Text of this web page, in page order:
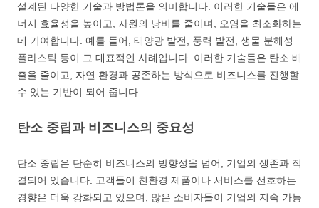
설계된 다양한 기술과 방법론을 의미합니다. 이러한 기술들은 에
너지 효율성을 높이고, 자원의 낭비를 줄이며, 오염을 최소화하는
데 기여합니다. 예를 들어, 태양광 발전, 풍력 발전, 생물 분해성
플라스틱 등이 그 대표적인 사례입니다. 이러한 기술들은 탄소 배
출을 줄이고, 자연 환경과 공존하는 방식으로 비즈니스를 진행할
수 있는 기반이 되어 줍니다.
탄소 중립과 비즈니스의 중요성
탄소 중립은 단순히 비즈니스의 방향성을 넘어, 기업의 생존과 직
결되어 있습니다. 고객들이 친환경 제품이나 서비스를 선호하는
경향은 더욱 강화되고 있으며, 많은 소비자들이 기업의 지속 가능